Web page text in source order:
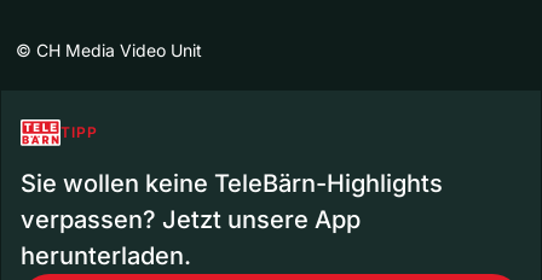
© CH Media Video Unit
TIPP
Sie wollen keine TeleBärn-Highlights
verpassen? Jetzt unsere App
herunterladen.